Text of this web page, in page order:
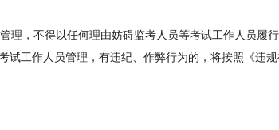
理，不得以任何理由妨碍监考人员等考试工作人员履
试工作人员管理，有违纪、作弊行为的，将按照《违